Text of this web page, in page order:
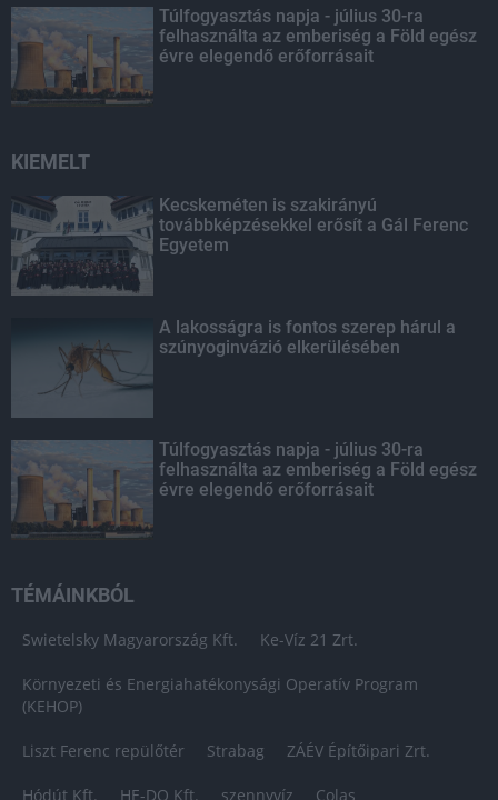
Túlfogyasztás napja - július 30-ra
felhasználta az emberiség a Föld egész
évre elegendő erőforrásait
KIEMELT
Kecskeméten is szakirányú
továbbképzésekkel erősít a Gál Ferenc
Egyetem
A lakosságra is fontos szerep hárul a
szúnyoginvázió elkerülésében
Túlfogyasztás napja - július 30-ra
felhasználta az emberiség a Föld egész
évre elegendő erőforrásait
TÉMÁINKBÓL
Swietelsky Magyarország Kft. Ke-Víz 21 Zrt.
Környezeti és Energiahatékonysági Operatív Program
(KEHOP)
Liszt Ferenc repülőtér Strabag ZÁÉV Építőipari Zrt.
Hódút Kft. HE-DO Kft. szennyvíz Colas